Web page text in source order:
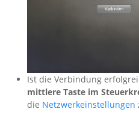
Ist die Verbindung
mittlere Taste im
die Netzwerkeinstellungen